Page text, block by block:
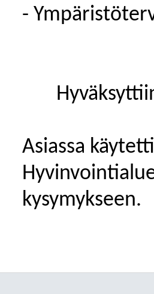
-
Asiassa
kysymykseen.